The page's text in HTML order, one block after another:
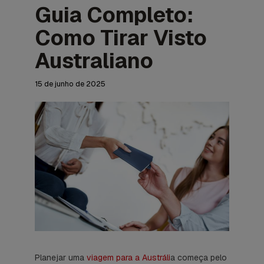
Guia Completo:
Como Tirar Visto
Australiano
15 de junho de 2025
Planejar uma viagem para a Austrália começa pelo